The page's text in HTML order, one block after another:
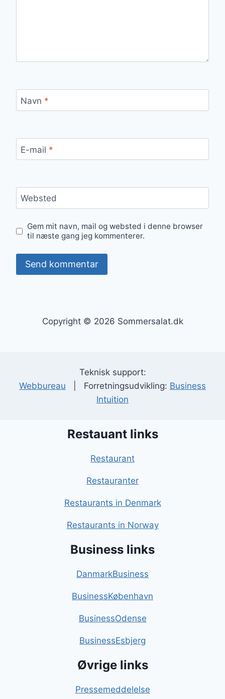
Navn *
E-mail *
Websted
Gem mit navn, mail og websted i denne browser
til næste gang jeg kommenterer.
Copyright © 2026 Sommersalat.dk
Teknisk support:
Webbureau | Forretningsudvikling: Business
Intuition
Restauant links
Restaurant
Restauranter
Restaurants in Denmark
Restaurants in Norway
Business links
DanmarkBusiness
BusinessKøbenhavn
BusinessOdense
BusinessEsbjerg
Øvrige links
Pressemeddelelse